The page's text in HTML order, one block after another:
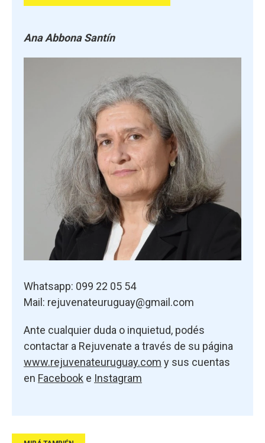
Ana Abbona Santín
Whatsapp: 099 22 05 54
Mail: rejuvenateuruguay@gmail.com
Ante cualquier duda o inquietud, podés
contactar a Rejuvenate a través de su página
www.rejuvenateuruguay.com y sus cuentas
en Facebook e Instagram